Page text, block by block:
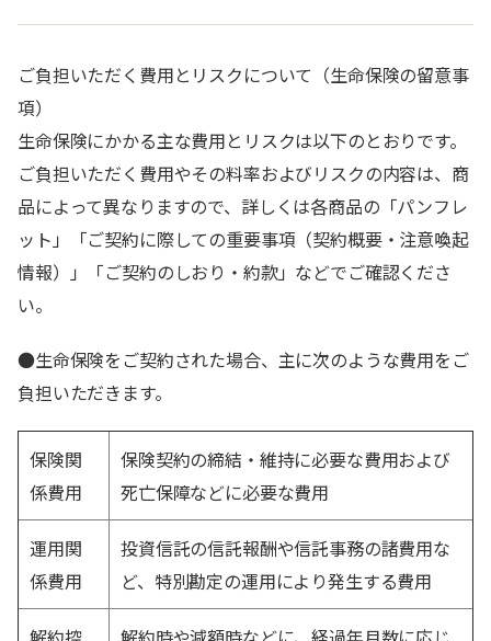
ご負担いただく費用とリスクについて（生命保険の留意事
項）
生命保険にかかる主な費用とリスクは以下のとおりです。
ご負担いただく費用やその料率およびリスクの内容は、商
品によって異なりますので、詳しくは各商品の「パンフレ
ット」「ご契約に際しての重要事項（契約概要・注意喚起
情報）」「ご契約のしおり・約款」などでご確認くださ
い。
●生命保険をご契約された場合、主に次のような費用をご
負担いただきます。
保険関
係費用
保険契約の締結・維持に必要な費用および
死亡保障などに必要な費用
運用関
係費用
投資信託の信託報酬や信託事務の諸費用な
ど、特別勘定の運用により発生する費用